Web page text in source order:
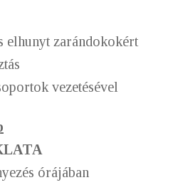
elhunyt zarándokokért
vezetésével
órájában